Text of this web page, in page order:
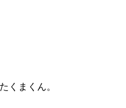
くまくん。